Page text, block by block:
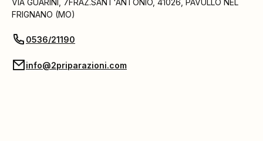
VIA GUARINI, 7FRAZ.SANT'ANTONIO 41026 PAVULLO NEL
FRIGNANO (MO)
0536/21190
info@2priparazioni.com